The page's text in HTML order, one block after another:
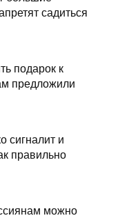
садиться
подарок к
предложили
сигналит и
правильно
можно